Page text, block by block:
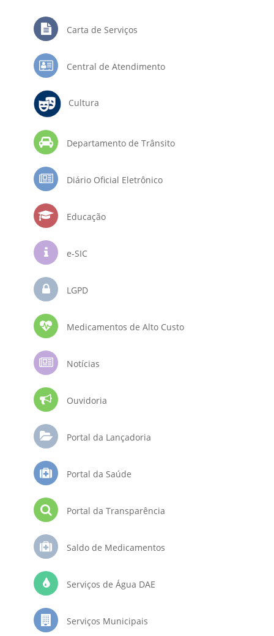
Carta de Serviços
Central de Atendimento
Cultura
Departamento de Trânsito
Diário Oficial Eletrônico
Educação
e-SIC
LGPD
Medicamentos de Alto Custo
Notícias
Ouvidoria
Portal da Lançadoria
Portal da Saúde
Portal da Transparência
Saldo de Medicamentos
Serviços de Água DAE
Serviços Municipais